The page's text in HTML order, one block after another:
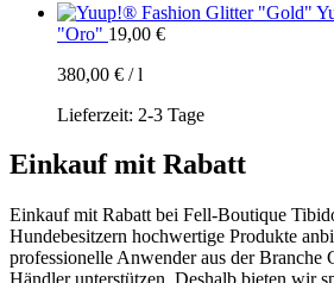
"Oro" 19,00 €
380,00 € /l
Lieferzeit: 2-3 Tage
Einkauf mit Rabatt
Einkauf mit Rabatt bei Fell-Boutique
Hundebesitzern hochwertige Produkte
professionelle Anwender aus der Branche